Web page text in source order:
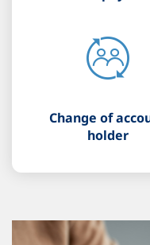
Change of
holder